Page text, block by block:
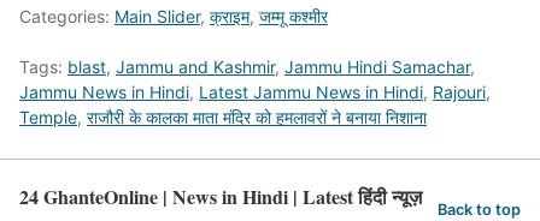
Categories: Main Slider, क्राइम, जम्मू कश्मीर
Tags: blast, Jammu and Kashmir, Jammu Hindi Samachar,
Jammu News in Hindi, Latest Jammu News in Hindi, Rajouri,
Temple, राजौरी के कालका माता मंदिर को हमलावरों ने बनाया निशाना
24 GhanteOnline | News in Hindi | Latest हिंदी न्यूज़ Back to top